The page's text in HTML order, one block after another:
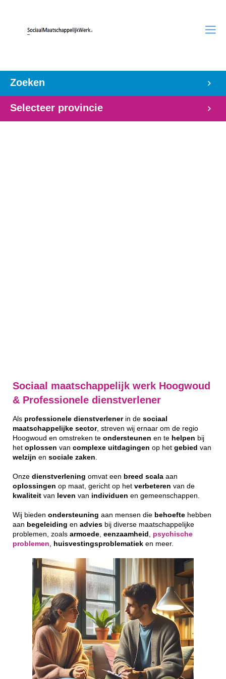
Zoeken
Selecteer provincie
Sociaal maatschappelijk werk Hoogwoud
& Professionele dienstverlener
Als professionele dienstverlenerin de sociaal
maatschappelijke sector, streven wij ernaar om de regio
Hoogwoud en omstreken te ondersteunen en te helpen bij
het oplossen van complexe uitdagingen op het gebied van
welzijn en sociale zaken
Onze dienstverlening omvat een breed scala aan
oplossingen op maat, gericht op het verbeteren van de
kwaliteit van leven van individuen en gemeenschappen.
Wij bieden ondersteuning aan mensen die behoefte hebben
aan begeleiding en advies bij diverse maatschappelijke
problemen, zoals armoede eenzaamheid
psychische
problemen
huisvestingsproblematiek en meer.